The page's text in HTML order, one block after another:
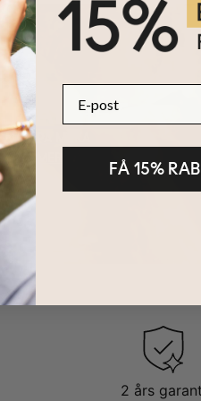
PÅ MYKA
2 års
FÅ 15%